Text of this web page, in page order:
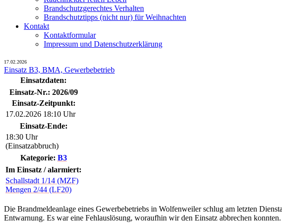
Brandschutzgerechtes Verhalten
Brandschutztipps (nicht nur) für Weihnachten
Kontakt
Kontaktformular
Impressum und Datenschutzerklärung
17.02.2026
Einsatz B3, BMA, Gewerbebetrieb
Einsatzdaten:
Einsatz-Nr.: 2026/09
Einsatz-Zeitpunkt:
17.02.2026 18:10 Uhr
Einsatz-Ende:
18:30 Uhr
(Einsatzabbruch)
Kategorie: B3
Im Einsatz / alarmiert:
Schallstadt 1/14 (MZF)
Mengen 2/44 (LF20)
Die Brandmeldeanlage eines Gewerbebetriebs in Wolfenweiler schlug am letzten
Entwarnung. Es war eine Fehlauslösung, woraufhin wir den Einsatz abbrechen konnten.